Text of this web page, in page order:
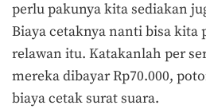
perlu pakunya kita sediakan
Biaya cetaknya nanti bisa kita
relawan itu. Katakanlah per
mereka dibayar Rp70.000,
biaya cetak surat suara.